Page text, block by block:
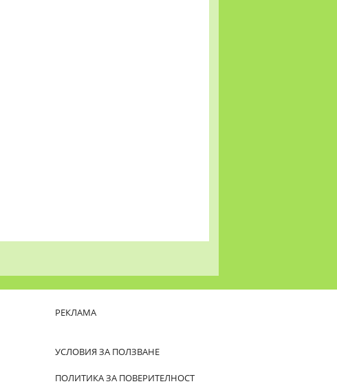
РЕКЛАМА
УСЛОВИЯ ЗА ПОЛЗВАНЕ
ПОЛИТИКА ЗА ПОВЕРИТЕЛНОСТ